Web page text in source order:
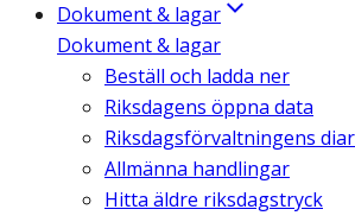
Dokument & lagar
Dokument & lagar
Beställ och ladda ner
Riksdagens öppna data
Riksdagsförvaltningens
Allmänna handlingar
Hitta äldre riksdagstryck